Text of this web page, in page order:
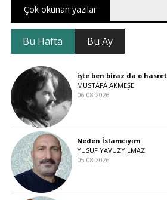
Çok okunan yazılar
Bu Hafta Bu Ay
işte ben biraz da o
MUSTAFA AKMEŞE
06.08.2026
Neden İslamcıyım
YUSUF YAVUZYILMAZ
05.08.2026